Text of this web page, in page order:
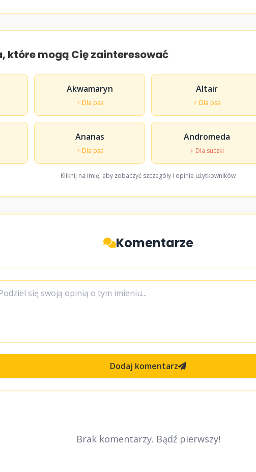
które mogą Cię zainteresować
Akwamaryn
♂ Dla psa
Altair
♂ Dla psa
Ananas
♂ Dla psa
Andromeda
♀ Dla suczki
Kliknij na imię, aby zobaczyć szczegóły i opinie użytkowników
Komentarze
Dodaj komentarz
Brak komentarzy. Bądź pierwszy!